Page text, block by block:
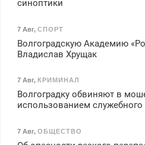
синоптики
7 Авг, СПОРТ
Волгоградскую Академию
Владислав Хрущак
7 Авг, КРИМИНАЛ
Волгоградку обвиняют в
использованием
7 Авг, ОБЩЕСТВО